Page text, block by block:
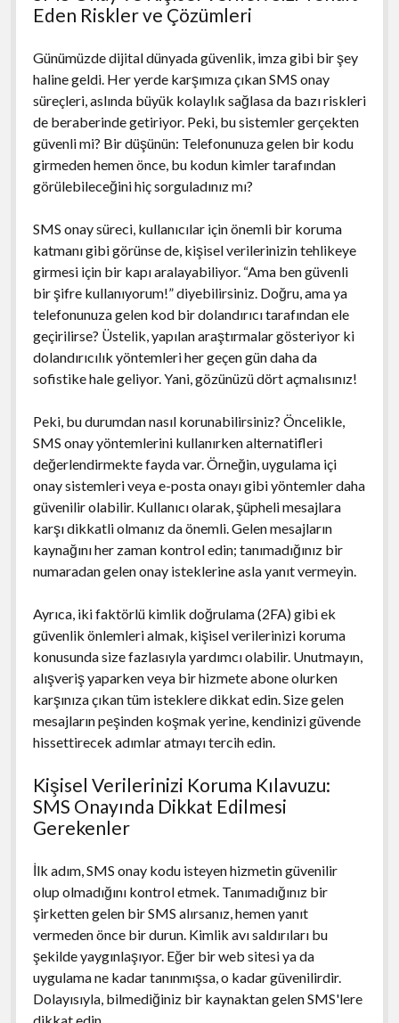
Eden Riskler ve Çözümleri
Günümüzde dijital dünyada güvenlik, imza gibi bir şey
haline geldi. Her yerde karşımıza çıkan SMS onay
süreçleri, aslında büyük kolaylık sağlasa da bazı riskleri
de beraberinde getiriyor. Peki, bu sistemler gerçekten
güvenli mi? Bir düşünün: Telefonunuza gelen bir kodu
girmeden hemen önce, bu kodun kimler tarafından
görülebileceğini hiç sorguladınız mı?
SMS onay süreci, kullanıcılar için önemli bir koruma
katmanı gibi görünse de, kişisel verilerinizin tehlikeye
girmesi için bir kapı aralayabiliyor. “Ama ben güvenli
bir şifre kullanıyorum!” diyebilirsiniz. Doğru, ama ya
telefonunuza gelen kod bir dolandırıcı tarafından ele
geçirilirse? Üstelik, yapılan araştırmalar gösteriyor ki
dolandırıcılık yöntemleri her geçen gün daha da
sofistike hale geliyor. Yani, gözünüzü dört açmalısınız!
Peki, bu durumdan nasıl korunabilirsiniz? Öncelikle,
SMS onay yöntemlerini kullanırken alternatifleri
değerlendirmekte fayda var. Örneğin, uygulama içi
onay sistemleri veya e-posta onayı gibi yöntemler daha
güvenilir olabilir. Kullanıcı olarak, şüpheli mesajlara
karşı dikkatli olmanız da önemli. Gelen mesajların
kaynağını her zaman kontrol edin; tanımadığınız bir
numaradan gelen onay isteklerine asla yanıt vermeyin.
Ayrıca, iki faktörlü kimlik doğrulama (2FA) gibi ek
güvenlik önlemleri almak, kişisel verilerinizi koruma
konusunda size fazlasıyla yardımcı olabilir. Unutmayın,
alışveriş yaparken veya bir hizmete abone olurken
karşınıza çıkan tüm isteklere dikkat edin. Size gelen
mesajların peşinden koşmak yerine, kendinizi güvende
hissettirecek adımlar atmayı tercih edin.
Kişisel Verilerinizi Koruma Kılavuzu:
SMS Onayında Dikkat Edilmesi
Gerekenler
İlk adım, SMS onay kodu isteyen hizmetin güvenilir
olup olmadığını kontrol etmek. Tanımadığınız bir
şirketten gelen bir SMS alırsanız, hemen yanıt
vermeden önce bir durun. Kimlik avı saldırıları bu
şekilde yaygınlaşıyor. Eğer bir web sitesi ya da
uygulama ne kadar tanınmışsa, o kadar güvenilirdir.
Dolayısıyla, bilmediğiniz bir kaynaktan gelen SMS'lere